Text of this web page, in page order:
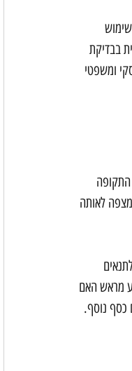
בבדיקת
ומשפטי
התקופה
לאותה
מראש האם
כסף נוסף.